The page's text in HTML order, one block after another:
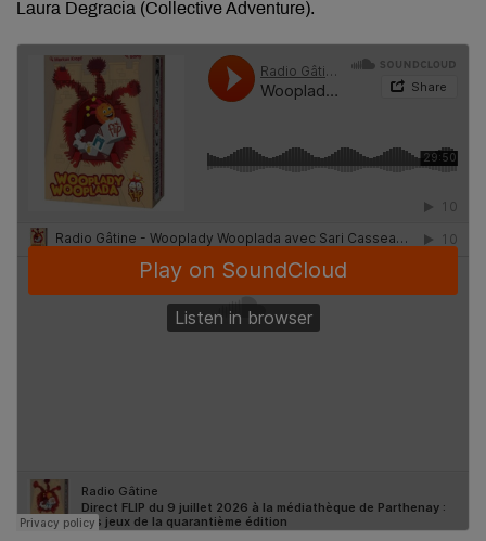
Laura Degracia (Collective Adventure).